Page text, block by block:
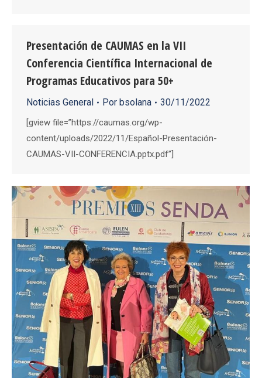
Presentación de CAUMAS en la VII
Conferencia Científica Internacional de
Programas Educativos para 50+
Noticias General Por bsolana 30/11/2022
[gview file=”https://caumas.org/wp-
content/uploads/2022/11/Español-Presentación-
CAUMAS-VII-CONFERENCIA.pptx.pdf”]